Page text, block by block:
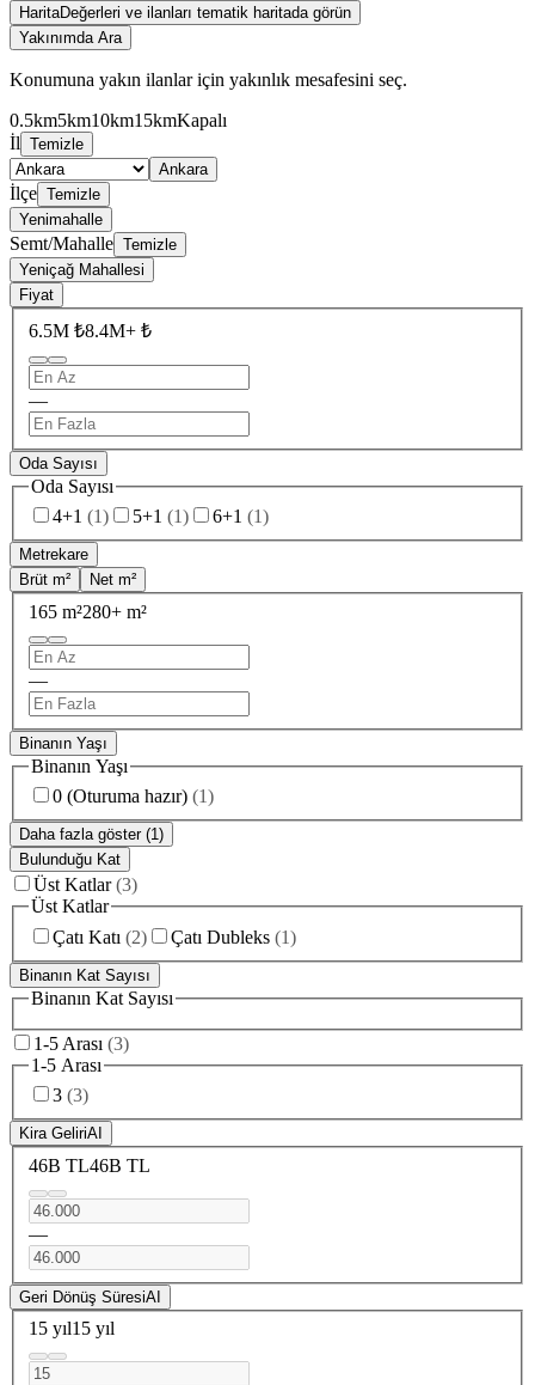
HaritaDeğerleri ve ilanları tematik haritada görün
Yakınımda Ara
Konumuna yakın ilanlar için yakınlık mesafesini seç.
0.5km5km10km15kmKapalı
İl Temizle
Ankara
İlçe Temizle
Yenimahalle
Semt/Mahalle Temizle
Yeniçağ Mahallesi
Fiyat
6.5M ₺8.4M+ ₺
—
Oda Sayısı
Oda Sayısı
4+1 (1) 5+1 (1) 6+1 (1)
Metrekare
Brüt m²
Net m²
165 m²280+ m²
—
Binanın Yaşı
Binanın Yaşı
0 (Oturuma hazır) (1)
Daha fazla göster (1)
Bulunduğu Kat
Üst Katlar (3)
Üst Katlar
Çatı Katı (2) Çatı Dubleks (1)
Binanın Kat Sayısı
Binanın Kat Sayısı
1-5 Arası (3)
1-5 Arası
3 (3)
Kira GeliriAI
46B TL46B TL
—
Geri Dönüş SüresiAI
15 yıl15 yıl